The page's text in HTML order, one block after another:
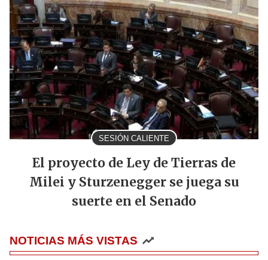
SESIÓN CALIENTE
El proyecto de Ley de Tierras de
Milei y Sturzenegger se juega su
suerte en el Senado
NOTICIAS MÁS VISTAS